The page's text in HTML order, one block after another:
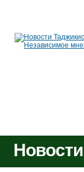
Новости